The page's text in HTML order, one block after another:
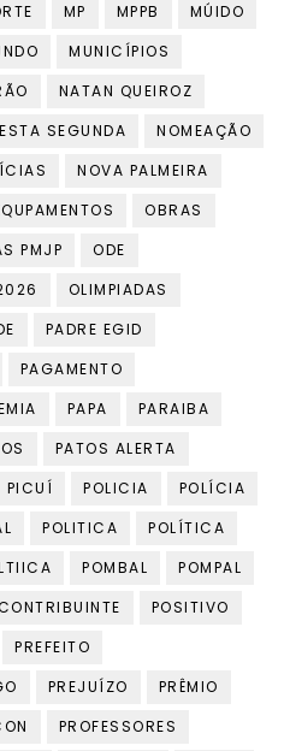
MP MPPB
MÚIDO
MUNICÍPIOS
NATAN QUEIROZ
SEGUNDA
NOMEAÇÃO
NOVA PALMEIRA
OBRAS
PMJP
ODE
OLIMPIADAS
PADRE EGID
PAGAMENTO
PAPA
PARAIBA
PATOS ALERTA
PICUÍ POLICIA
POLÍCIA
POLITICA
POLÍTICA
POMBAL
POMPAL
POSITIVO
PREFEITO
PREJUÍZO
PRÊMIO
PROFESSORES